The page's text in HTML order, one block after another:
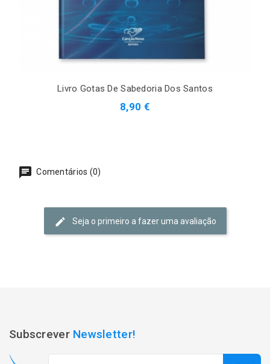
Livro Gotas De Sabedoria Dos Santos
8,90 €
Comentários (0)
Seja o primeiro a fazer uma avaliação
Subscrever Newsletter!